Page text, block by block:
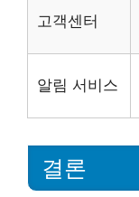
고객센터
알림 서비스
결론